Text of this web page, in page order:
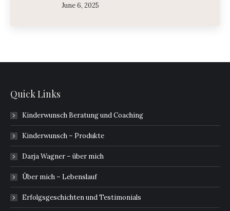
June 6, 2025
Quick Links
Kinderwunsch Beratung und Coaching
Kinderwunsch – Produkte
Darja Wagner – über mich
Über mich – Lebenslauf
Erfolgsgeschichten und Testimonials